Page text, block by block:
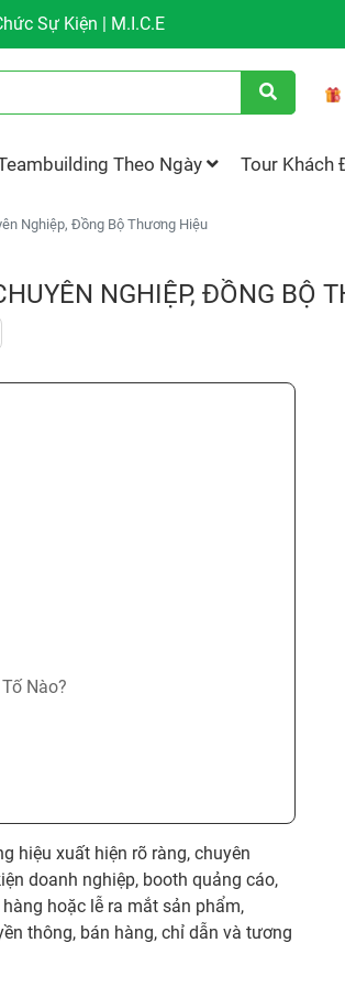
Sự Kiện | M.I.C.E
Theo Ngày Tour Khách
Nghiệp, Đồng Bộ Thương Hiệu
NGHIỆP, ĐỒNG BỘ
Nào?
hiệu xuất hiện rõ ràng, chuyên
doanh nghiệp, booth quảng cáo,
hoặc lễ ra mắt sản phẩm,
thông, bán hàng, chỉ dẫn và tương